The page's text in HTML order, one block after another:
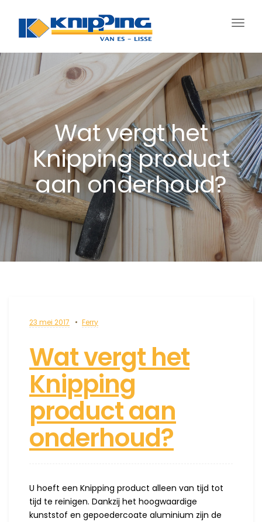
Wat vergt het
Knipping product
aan onderhoud?
23 mei 2017 Ferry
Wat vergt het
Knipping
product aan
onderhoud?
U hoeft een Knipping product alleen van tijd tot
tijd te reinigen. Dankzij het hoogwaardige
kunststof en gepoedercoate aluminium zijn de